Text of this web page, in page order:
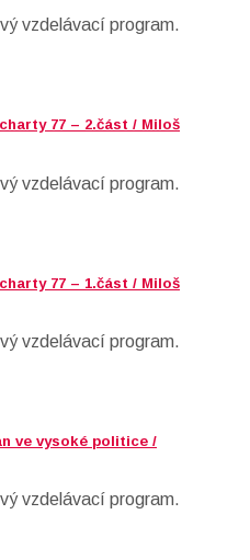
vzdelávací program.
77 – 2.část / Miloš
vzdelávací program.
77 – 1.část / Miloš
vzdelávací program.
ve vysoké politice /
vzdelávací program.